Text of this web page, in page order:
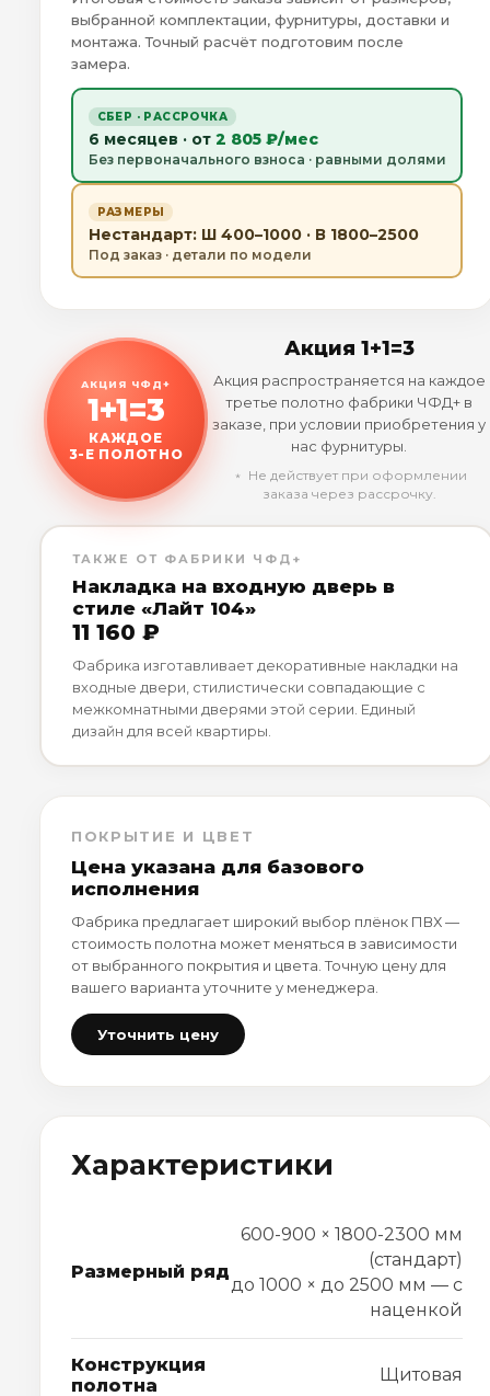
выбранной комплектации, фурнитуры, доставки и
монтажа. Точный расчёт подготовим после
замера.
СБЕР · РАССРОЧКА
6 месяцев · от 2 805 ₽/мес
Без первоначального взноса · равными долями
РАЗМЕРЫ
Нестандарт: Ш 400–1000 · В 1800–2500
Под заказ · детали по модели
АКЦИЯ ЧФД+
1+1=3
КАЖДОЕ
3-Е ПОЛОТНО
Акция 1+1=3
Акция распространяется на каждое
третье полотно фабрики ЧФД+ в
заказе, при условии приобретения у
нас фурнитуры.
﹡ Не действует при оформлении
заказа через рассрочку.
ТАКЖЕ ОТ ФАБРИКИ ЧФД+
Накладка на входную дверь в
стиле «Лайт 104»
11 160 ₽
Фабрика изготавливает декоративные накладки на
входные двери, стилистически совпадающие с
межкомнатными дверями этой серии. Единый
дизайн для всей квартиры.
ПОКРЫТИЕ И ЦВЕТ
Цена указана для базового
исполнения
Фабрика предлагает широкий выбор плёнок ПВХ —
стоимость полотна может меняться в зависимости
от выбранного покрытия и цвета. Точную цену для
вашего варианта уточните у менеджера.
Уточнить цену
Характеристики
Размерный ряд
600-900 × 1800-2300 мм
(стандарт)
до 1000 × до 2500 мм — с
наценкой
Конструкция
полотна
Щитовая